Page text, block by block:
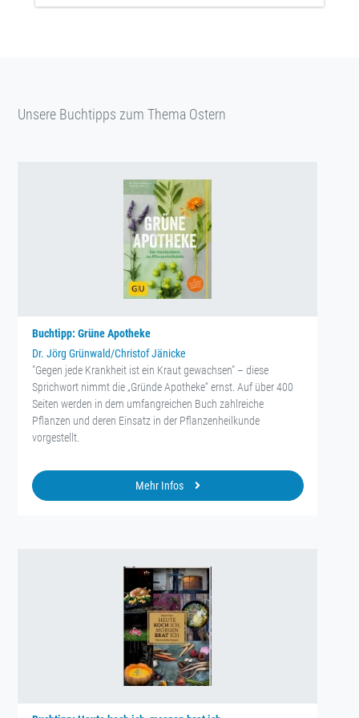
Unsere Buchtipps zum Thema Ostern
Buchtipp: Grüne Apotheke
Dr. Jörg Grünwald/Christof Jänicke
"Gegen jede Krankheit ist ein Kraut gewachsen" – diese
Sprichwort nimmt die „Gründe Apotheke“ ernst. Auf über 400
Seiten werden in dem umfangreichen Buch zahlreiche
Pflanzen und deren Einsatz in der Pflanzenheilkunde
vorgestellt.
Mehr Infos